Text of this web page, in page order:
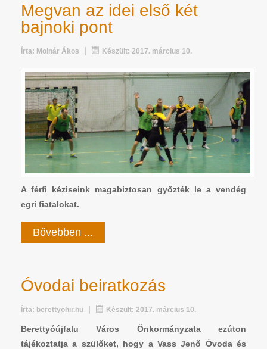
Megvan az idei első két
bajnoki pont
Írta: Molnár Ákos Készült: 2017. március 10.
A férfi kéziseink magabiztosan győzték le a vendég
egri fiatalokat.
Bővebben ...
Óvodai beiratkozás
Írta: berettyohir.hu Készült: 2017. március 10.
Berettyóújfalu Város Önkormányzata ezúton
tájékoztatja a szülőket, hogy a Vass Jenő Óvoda és